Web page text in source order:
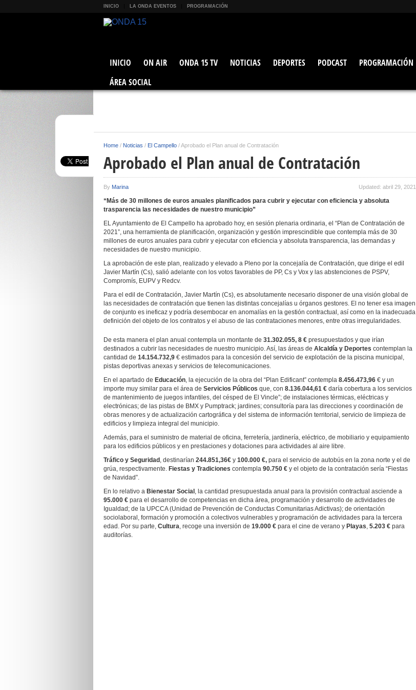
INICIO LA ONDA EVENTOS PROGRAMACIÓN
INICIO ON AIR ONDA 15 TV NOTICIAS DEPORTES PODCAST PROGRAMACIÓN
ÁREA SOCIAL
Home / Noticias / El Campello /Aprobado el Plan anual de Contratación
Aprobado el Plan anual de Contratación
By Marina Updated: abril 29, 2021
“Más de 30 millones de euros anuales planificados para cubrir y ejecutar con eficiencia y absoluta
trasparencia las necesidades de nuestro municipio”
EL Ayuntamiento de El Campello ha aprobado hoy, en sesión plenaria ordinaria, el “Plan de Contratación de
2021”, una herramienta de planificación, organización y gestión imprescindible que contempla más de 30
millones de euros anuales para cubrir y ejecutar con eficiencia y absoluta transparencia, las demandas y
necesidades de nuestro municipio.
La aprobación de este plan, realizado y elevado a Pleno por la concejalía de Contratación, que dirige el edil
Javier Martín (Cs), salió adelante con los votos favorables de PP, Cs y Vox y las abstenciones de PSPV,
Compromís, EUPV y Redcv.
Para el edil de Contratación, Javier Martín (Cs), es absolutamente necesario disponer de una visión global de
las necesidades de contratación que tienen las distintas concejalías u órganos gestores. El no tener esa imagen
de conjunto es ineficaz y podría desembocar en anomalías en la gestión contractual, así como en la inadecuada
definición del objeto de los contratos y el abuso de las contrataciones menores, entre otras irregularidades.
De esta manera el plan anual contempla un montante de 31.302.055, 8 € presupuestados y que irían
destinados a cubrir las necesidades de nuestro municipio. Así, las áreas de Alcaldía y Deportes contemplan la
cantidad de 14.154.732,9 € estimados para la concesión del servicio de explotación de la piscina municipal,
pistas deportivas anexas y servicios de telecomunicaciones.
En el apartado de Educación, la ejecución de la obra del “Plan Edificant” contempla 8.456.473,96 € y un
importe muy similar para el área de Servicios Públicos que, con 8.136.044,61 € daría cobertura a los servicios
de mantenimiento de juegos infantiles, del césped de El Vincle”; de instalaciones térmicas, eléctricas y
electrónicas; de las pistas de BMX y Pumptrack; jardines; consultoría para las direcciones y coordinación de
obras menores y de actualización cartográfica y del sistema de información territorial, servicio de limpieza de
edificios y limpieza integral del municipio.
Además, para el suministro de material de oficina, ferretería, jardinería, eléctrico, de mobiliario y equipamiento
para los edificios públicos y en prestaciones y dotaciones para actividades al aire libre.
Tráfico y Seguridad , destinarían 244.851,36€ y 100.000 €, para el servicio de autobús en la zona norte y el de
grúa, respectivamente. Fiestas y Tradiciones contempla 90.750 € y el objeto de la contratación sería “Fiestas
de Navidad”.
En lo relativo a Bienestar Social , la cantidad presupuestada anual para la provisión contractual asciende a
95.000 € para el desarrollo de competencias en dicha área, programación y desarrollo de actividades de
Igualdad; de la UPCCA (Unidad de Prevención de Conductas Comunitarias Adictivas); de orientación
sociolaboral, formación y promoción a colectivos vulnerables y programación de actividades para la tercera
edad. Por su parte, Cultura, recoge una inversión de 19.000 € para el cine de verano y Playas, 5.203 € para
auditorías.